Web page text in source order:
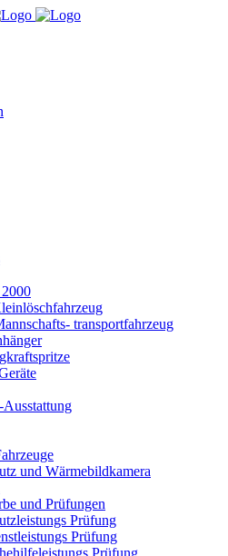
transportfahrzeug
und Wärmebildkamera
und Prüfungen
Prüfung
Prüfung
Prüfung